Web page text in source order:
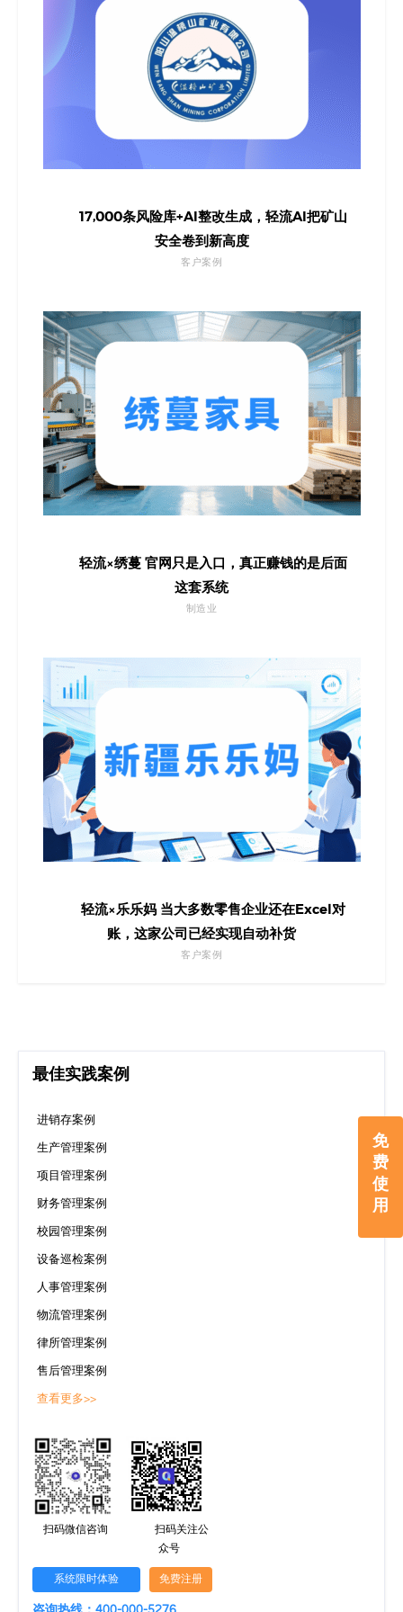
免
费
使
用
17,000条风险库+AI整改生成，轻流AI把矿山
安全卷到新高度
客户案例
轻流×绣蔓 官网只是入口，真正赚钱的是后面
这套系统
制造业
轻流×乐乐妈 当大多数零售企业还在Excel对
账，这家公司已经实现自动补货
客户案例
最佳实践案例
进销存案例
生产管理案例
项目管理案例
财务管理案例
校园管理案例
设备巡检案例
人事管理案例
物流管理案例
律所管理案例
售后管理案例
查看更多>>
扫码微信咨询
扫码关注公
众号
系统限时体验 免费注册